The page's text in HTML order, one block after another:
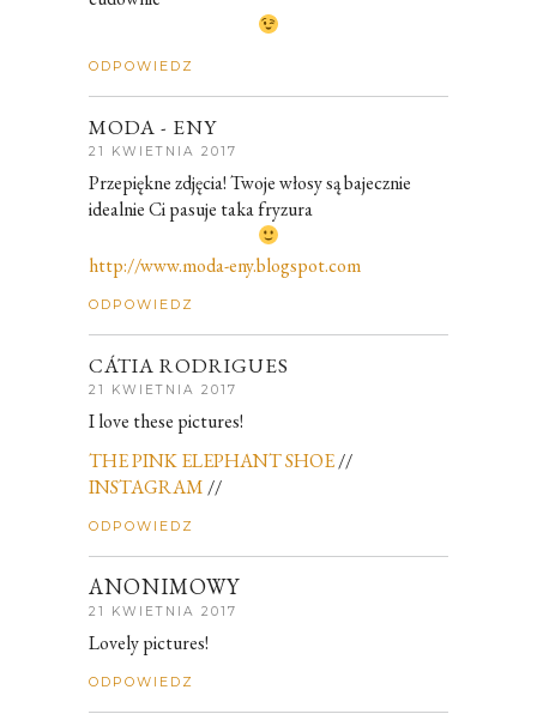
ODPOWIEDZ
MODA - ENY
21 KWIETNIA 2017
Przepiękne zdjęcia! Twoje włosy są bajecznie
idealnie Ci pasuje taka fryzura
http://www.moda-eny.blogspot.com
ODPOWIEDZ
CÁTIA RODRIGUES
21 KWIETNIA 2017
I love these pictures!
THE PINK ELEPHANT SHOE//
INSTAGRAM //
ODPOWIEDZ
ANONIMOWY
21 KWIETNIA 2017
Lovely pictures!
ODPOWIEDZ